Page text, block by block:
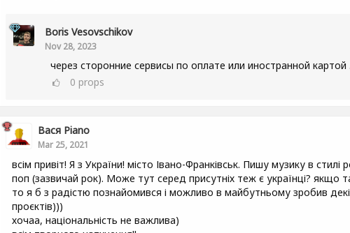
Boris Vesovschikov
Nov 28, 2023
через сторонние сервисы по оплате или иностранной картой
0 props
Вася Piano
Mar 25, 2021
всім привіт! Я з України! місто Івано-Франківськ. Пишу музику в стилі
поп (зазвичай рок). Може тут серед присутніх теж є українці? якщо
то я б з радістю познайомився і можливо в майбутньому зробив
проєктів)))
хочаа, національність не важлива)